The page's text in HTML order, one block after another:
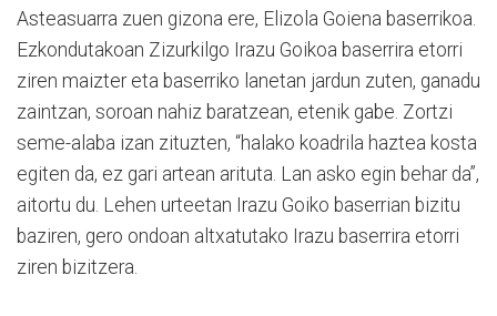
Asteasuarra zuen gizona ere, Elizola Goiena baserrikoa.
Ezkondutakoan Zizurkilgo Irazu Goikoa baserrira etorri
ziren maizter eta baserriko lanetan jardun zuten, ganadu
zaintzan, soroan nahiz baratzean, etenik gabe. Zortzi
seme-alaba izan zituzten, “halako koadrila haztea kosta
egiten da, ez gari artean arituta. Lan asko egin behar da”,
aitortu du. Lehen urteetan Irazu Goiko baserrian bizitu
baziren, gero ondoan altxatutako Irazu baserrira etorri
ziren bizitzera.